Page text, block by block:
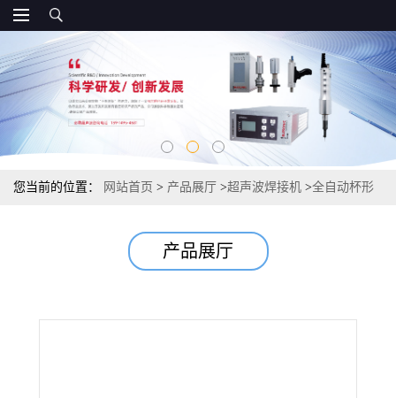
您当前的位置： 网站首页 > 产品展厅 >超声波焊接机 >全自动杯形
产品展厅